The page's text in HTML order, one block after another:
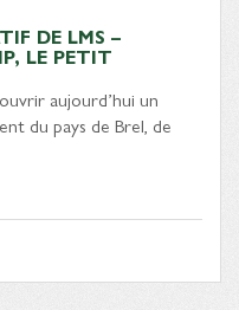
DE LMS –
LE PETIT
aujourd’hui un
du pays de Brel, de